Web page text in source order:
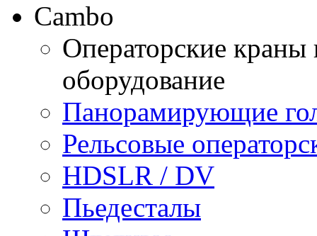
Cambo
Операторские краны
оборудование
Панорамирующие
Рельсовые
HDSLR / DV
Пьедесталы